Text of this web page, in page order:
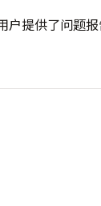
提供了问题